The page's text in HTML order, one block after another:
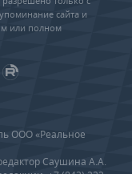
сайта и
или полном
ООО «Реальное
Саушина А.А.